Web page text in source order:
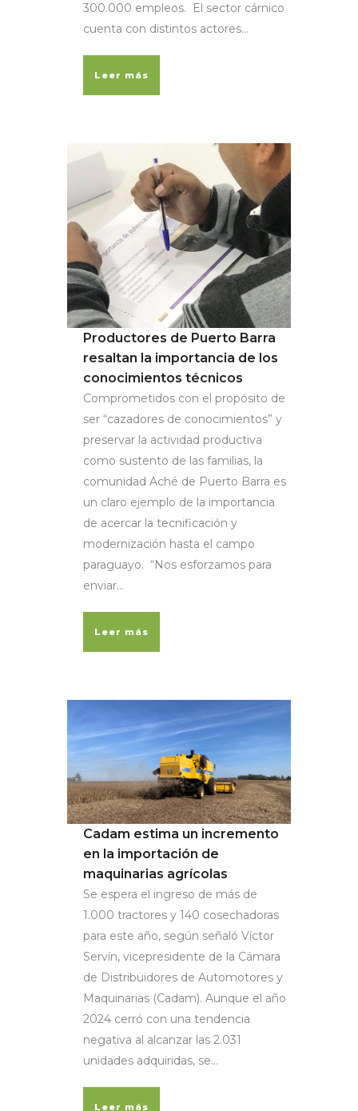
300.000 empleos. El sector cárnico
cuenta con distintos actores...
Leer más
Productores de Puerto Barra
resaltan la importancia de los
conocimientos técnicos
Comprometidos con el propósito de
ser “cazadores de conocimientos” y
preservar la actividad productiva
como sustento de las familias, la
comunidad Aché de Puerto Barra es
un claro ejemplo de la importancia
de acercar la tecnificación y
modernización hasta el campo
paraguayo. “Nos esforzamos para
enviar...
Leer más
Cadam estima un incremento
en la importación de
maquinarias agrícolas
Se espera el ingreso de más de
1.000 tractores y 140 cosechadoras
para este año, según señaló Víctor
Servín, vicepresidente de la Cámara
de Distribuidores de Automotores y
Maquinarias (Cadam). Aunque el año
2024 cerró con una tendencia
negativa al alcanzar las 2.031
unidades adquiridas, se...
Leer más